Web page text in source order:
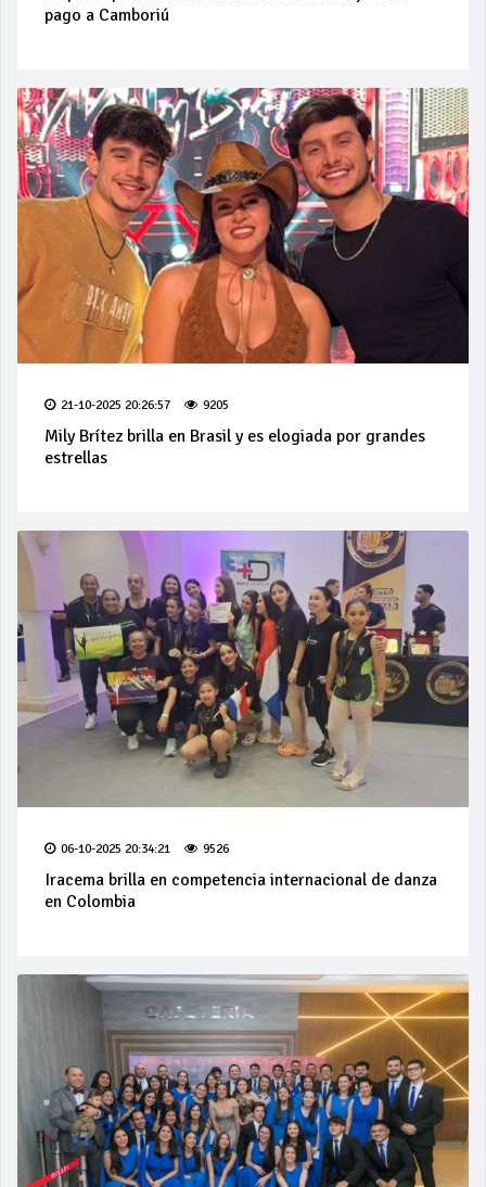
pago a Camboriú
21-10-2025 20:26:57 9205
Mily Brítez brilla en Brasil y es elogiada por grandes
estrellas
06-10-2025 20:34:21 9526
Iracema brilla en competencia internacional de danza
en Colombia